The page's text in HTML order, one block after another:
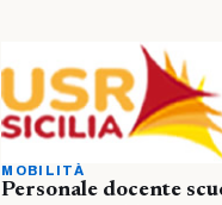
MOBILITÀ
Personale docente